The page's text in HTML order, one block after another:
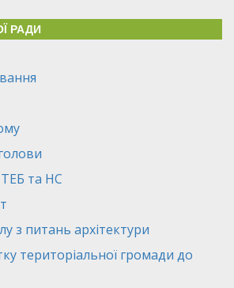
РАДИ
ТЕБ та НС
з питань архітектури
територіальної громади до